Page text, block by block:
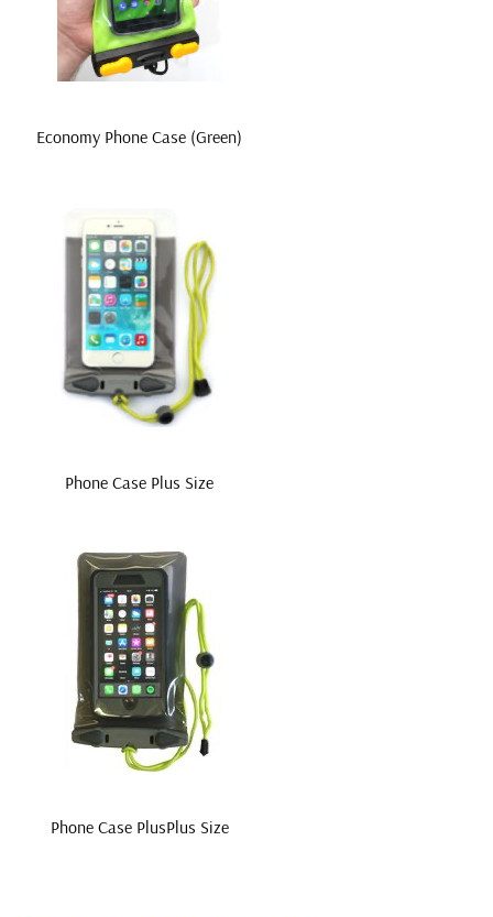
Economy Phone Case (Green)
Phone Case Plus Size
Phone Case PlusPlus Size